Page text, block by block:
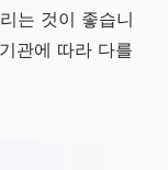
는 것이 좋습니
관에 따라 다를